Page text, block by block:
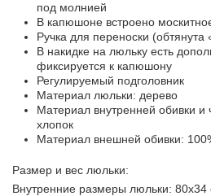
под молнией
В капюшоне встроено
Ручка для переноски (обтянута
В накидке на люльку есть
фиксируется к капюшону
Регулируемый подголовник
Материал люльки: дерево
Материал внутренней обивки и
хлопок
Материал внешней обивки:
Размер и вес люльки:
Внутренние размеры люльки: 80x34